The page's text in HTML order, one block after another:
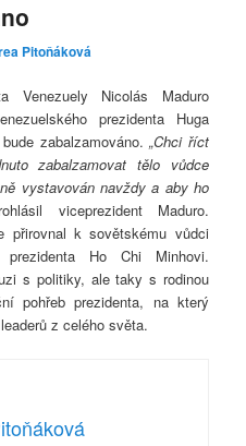
Pitoňáková
Venezuely Nicolás Maduro
prezidenta Huga
zabalzamováno.„Chci říct
zabalzamovat tělo vůdce
vystavován navždy a aby ho
viceprezident Maduro.
přirovnal k sovětskému vůdci
prezidenta Ho Chi Minhovi.
s politiky, ale taky s rodinou
pohřeb prezidenta, na který
z celého světa.